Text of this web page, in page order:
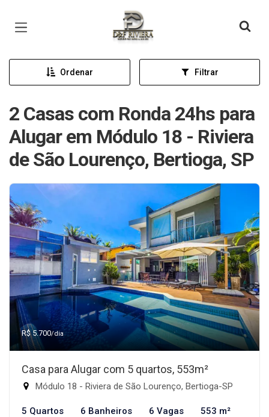
Página inicial
Ordenar Filtrar
2 Casas com Ronda 24hs para
Alugar em Módulo 18 - Riviera
de São Lourenço, Bertioga, SP
R$ 5.700/dia
Casa para Alugar com 5 quartos, 553m²
Módulo 18 - Riviera de São Lourenço, Bertioga-SP
5 Quartos 6 Banheiros 6 Vagas 553 m²